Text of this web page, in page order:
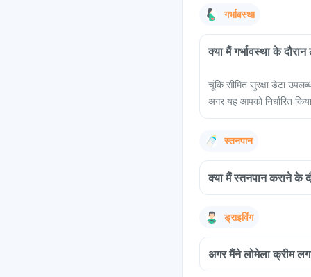
गर्भावस्था
क्या मैं गर्भावस्था के
चूंकि सीमित सुरक्षा डेटा
अगर यह आपको निर्धारित
स्तनपान
क्या मैं स्तनपान कराने के
ड्राइविंग
अगर मैंने लोमेला क्रीम